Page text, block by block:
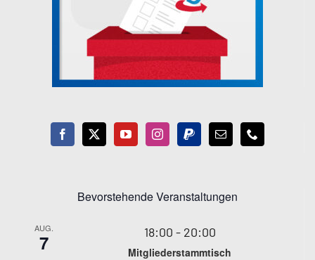
Bevorstehende Veranstaltungen
AUG.
7 18:00 - 20:00
Mitgliederstammtisch